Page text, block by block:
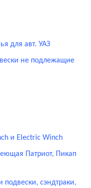
для авт. УАЗ
не подлежащие
и Electric Winch
Патриот, Пикап
сэндтраки,